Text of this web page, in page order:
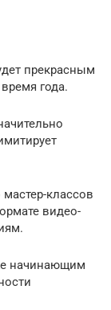
прекрасным
года.
классов
видео-
начинающим